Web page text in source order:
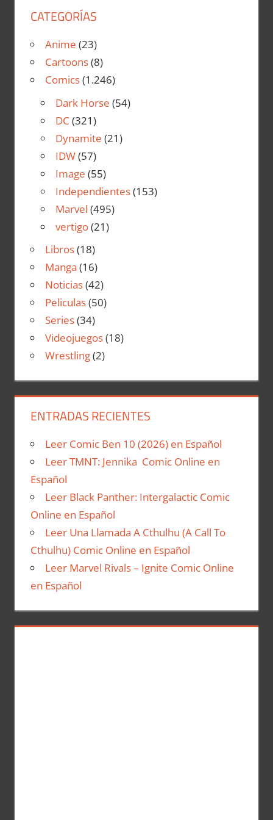
CATEGORÍAS
Anime (23)
Cartoons(8)
Comics(1.246)
Dark Horse (54)
DC (321)
Dynamite (21)
IDW(57)
Image (55)
Independientes(153)
Marvel (495)
vertigo(21)
Libros(18)
Manga (16)
Noticias(42)
Peliculas(50)
Series(34)
Videojuegos(18)
Wrestling(2)
ENTRADAS RECIENTES
Leer Comic Ben 10 (2026) en Español
Leer TMNT: Jennika Comic Online en
Español
Leer Black Panther: Intergalactic Comic
Online en Español
Leer Una Llamada A Cthulhu (A Call To
Cthulhu) Comic Online en Español
Leer Marvel Rivals – Ignite Comic Online
en Español